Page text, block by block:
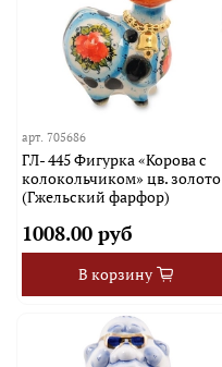
арт.705686
ГЛ- 445 Фигурка «Корова с
колокольчиком» цв. золото
(Гжельский фарфор)
1008.00 руб
В корзину